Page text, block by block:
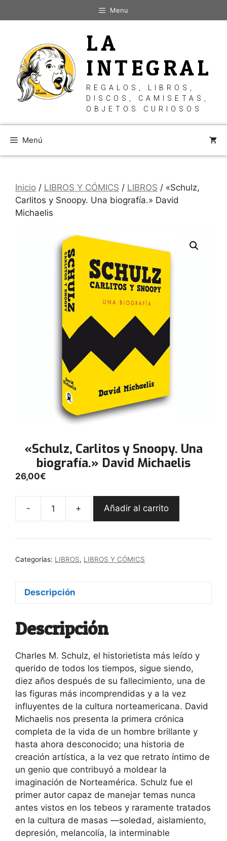
al
Menu
LA
INTEGRAL
REGALOS, LIBROS,
DISCOS, CAMISETAS,
OBJETOS CURIOSOS
Menú
Inicio / LIBROS Y CÓMICS / LIBROS / «Schulz,
Carlitos y Snoopy. Una biografía.» David
Michaelis
«Schulz, Carlitos y Snoopy. Una
biografía.» David Michaelis
26,00€
-
"Schulz,
y
Una
+ Añadir al carrito
Categorías: LIBROS, LIBROS Y CÓMICS
Descripción
Descripción
Charles M. Schulz, el historietista más leído y
querido de todos los tiempos, sigue siendo,
diez años después de su fallecimiento, una de
las figuras más incomprendidas y a la vez
influyentes de la cultura norteamericana. David
Michaelis nos presenta la primera crónica
completa de la vida de un hombre brillante y
hasta ahora desconocido; una historia de
creación artística, a la vez que retrato íntimo de
un genio que contribuyó a moldear la
imaginación de Norteamérica. Schulz fue el
primer autor capaz de manejar temas nunca
antes vistos en los tebeos y raramente tratados
en la cultura de masas —soledad, aislamiento,
depresión, melancolía, la interminable